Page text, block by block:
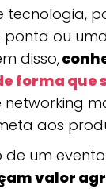
ou
disso,
forma que
aos
um
valor